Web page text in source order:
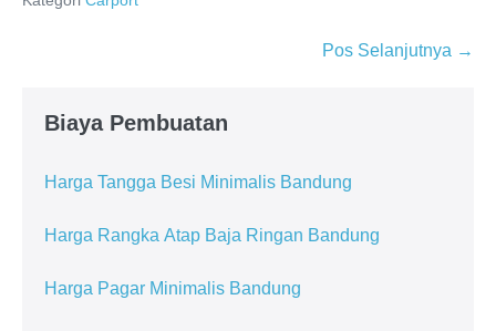
Pos Selanjutnya →
Biaya Pembuatan
Harga Tangga Besi Minimalis Bandung
Harga Rangka Atap Baja Ringan Bandung
Harga Pagar Minimalis Bandung